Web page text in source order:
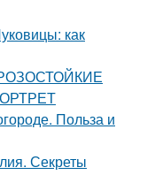
как
Польза и
Секреты